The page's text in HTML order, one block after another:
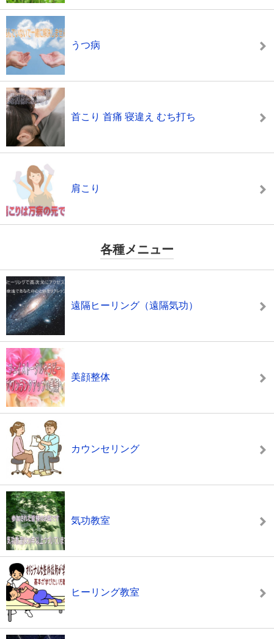
うつ病
首こり 首痛 寝違え むち打ち
肩こり
各種メニュー
遠隔ヒーリング（遠隔気功）
美顔整体
カウンセリング
気功教室
ヒーリング教室